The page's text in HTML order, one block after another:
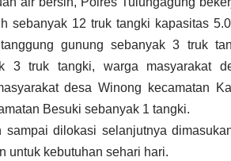
sebanyak 12 truk tangki kapasitas
gunung sebanyak 3 truk
truk tangki, warga masyarakat desa
desa Winong kecamatan
sebanyak 1 tangki.
dilokasi selanjutnya
untuk kebutuhan sehari hari.